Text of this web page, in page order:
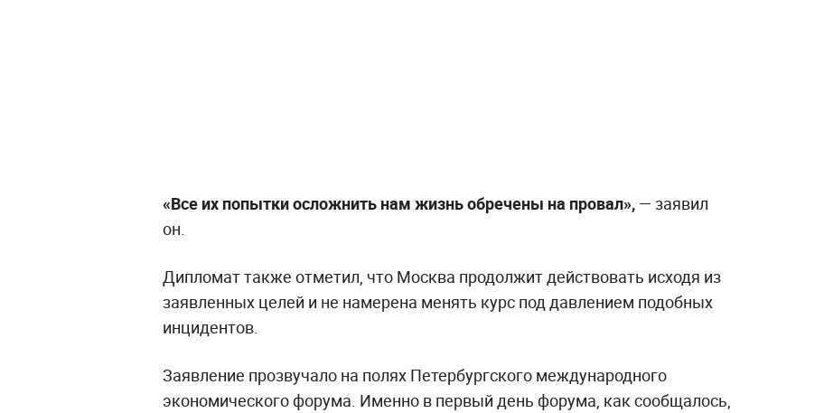
«Все их попытки осложнить нам жизнь обречены на провал», — заявил
он.
Дипломат также отметил, что Москва продолжит действовать исходя из
заявленных целей и не намерена менять курс под давлением подобных
инцидентов.
Заявление прозвучало на полях Петербургского международного
экономического форума. Именно в первый день форума, как сообщалось,